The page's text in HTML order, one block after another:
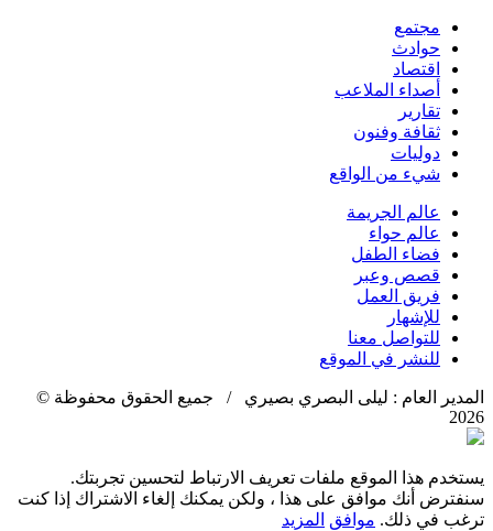
مجتمع
حوادث
اقتصاد
أصداء الملاعب
تقارير
ثقافة وفنون
دوليات
شيء من الواقع
عالم الجريمة
عالم حواء
فضاء الطفل
قصص وعبر
فريق العمل
للإشهار
للتواصل معنا
للنشر في الموقع
المدير العام : ليلى البصري بصيري / جميع الحقوق محفوظة ©
2026
يستخدم هذا الموقع ملفات تعريف الارتباط لتحسين تجربتك.
سنفترض أنك موافق على هذا ، ولكن يمكنك إلغاء الاشتراك إذا كنت
ترغب في ذلك. موافق المزيد